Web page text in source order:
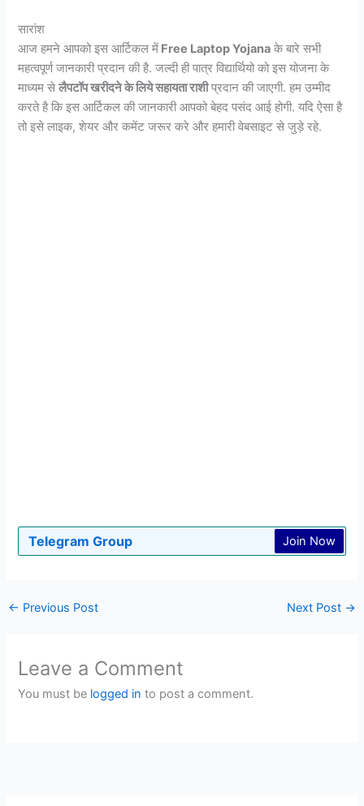
सारांश
आज हमने आपको इस आर्टिकल में Free Laptop Yojana के बारे सभी
महत्वपूर्ण जानकारी प्रदान की है. जल्दी ही पात्र विद्यार्थियो को इस योजना के
माध्यम सेलैपटॉप खरीदने के लिये सहायता राशीप्रदान की जाएगी. हम उम्मीद
करते है कि इस आर्टिकल की जानकारी आपको बेहद पसंद आई होगी. यदि ऐसा है
तो इसे लाइक, शेयर और कमेंट जरूर करे और हमारी वेबसाइट से जुड़े रहे.
Telegram Group Join Now
← Previous Post Next Post →
Leave a Comment
You must be logged in to post a comment.